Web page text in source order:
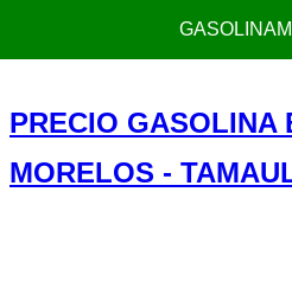
PRECIO GASOLINA
MORELOS -